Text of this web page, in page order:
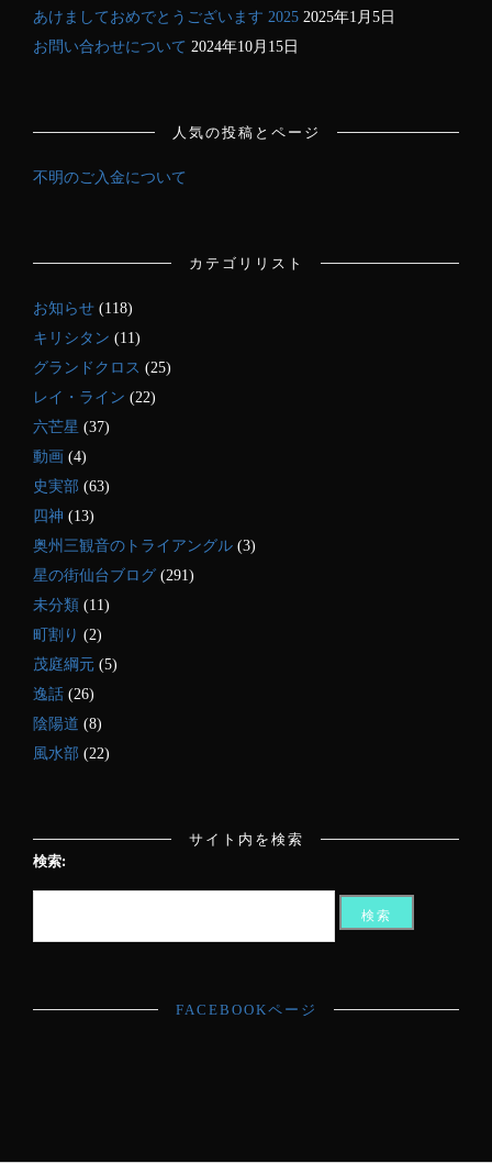
あけましておめでとうございます 2025 2025年1月5日
お問い合わせについて 2024年10月15日
人気の投稿とページ
不明のご入金について
カテゴリリスト
お知らせ (118)
キリシタン (11)
グランドクロス (25)
レイ・ライン (22)
六芒星 (37)
動画 (4)
史実部 (63)
四神 (13)
奥州三観音のトライアングル (3)
星の街仙台ブログ (291)
未分類 (11)
町割り (2)
茂庭綱元 (5)
逸話 (26)
陰陽道 (8)
風水部 (22)
サイト内を検索
検索:
FACEBOOKページ